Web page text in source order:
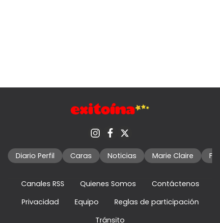
Diario Perfil Caras Noticias Marie Claire
Canales RSS Quienes Somos
Contáctenos
Privacidad
Equipo
Reglas de participación
Tránsito